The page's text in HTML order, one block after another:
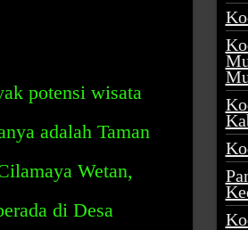
potensi wisata
adalah Taman
Wetan,
di Desa